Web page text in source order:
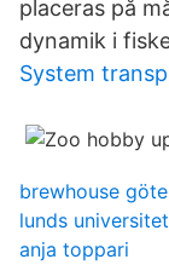
placeras på
dynamik i
System
brewhouse
lunds
anja toppari